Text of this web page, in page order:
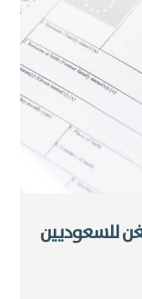
للسعوديين